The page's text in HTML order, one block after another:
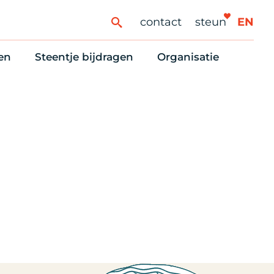
contact steun EN
Steentje bijdragen Organisatie